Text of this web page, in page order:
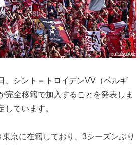
、シント＝トロイデンVV（ベルギ
完全移籍で加入することを発表しま
しています。
京に在籍しており、3シーズンぶり